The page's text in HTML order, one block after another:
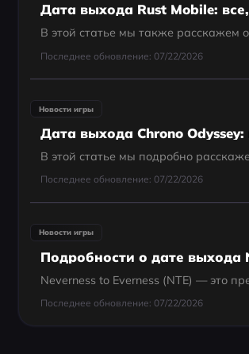
Последнее обновление: 07/22/2026
Новости игры
Последнее обновление: 07/22/2026
Новости игры
Последнее обновление: 07/22/2026